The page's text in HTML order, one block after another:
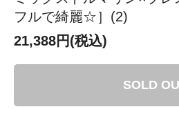
フルで綺麗☆］(2)
21,388円(税込)
SOLD